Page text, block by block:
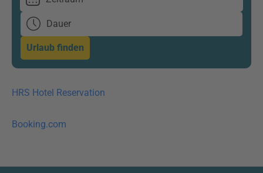
Dauer
Urlaub finden
HRS Hotel Reservation
Booking.com